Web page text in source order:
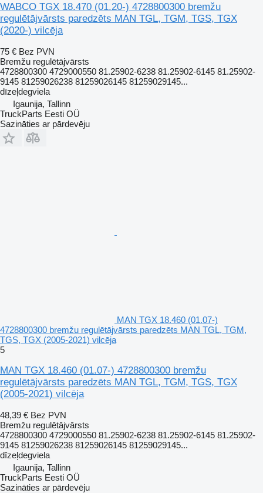
WABCO TGX 18.470 (01.20-) 4728800300 bremžu
regulētājvārsts paredzēts MAN TGL, TGM, TGS, TGX
(2020-) vilcēja
75 € Bez PVN
Bremžu regulētājvārsts
4728800300 4729000550 81.25902-6238 81.25902-6145 81.25902-
9145 81259026238 81259026145 81259029145...
dīzeļdegviela
Igaunija, Tallinn
TruckParts Eesti OÜ
Sazināties ar pārdevēju
MAN TGX 18.460 (01.07-)
4728800300 bremžu regulētājvārsts paredzēts MAN TGL, TGM,
TGS, TGX (2005-2021) vilcēja
5
MAN TGX 18.460 (01.07-) 4728800300 bremžu
regulētājvārsts paredzēts MAN TGL, TGM, TGS, TGX
(2005-2021) vilcēja
48,39 € Bez PVN
Bremžu regulētājvārsts
4728800300 4729000550 81.25902-6238 81.25902-6145 81.25902-
9145 81259026238 81259026145 81259029145...
dīzeļdegviela
Igaunija, Tallinn
TruckParts Eesti OÜ
Sazināties ar pārdevēju